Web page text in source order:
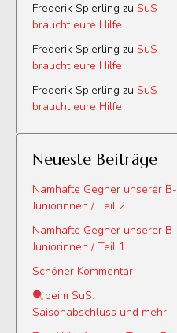
Frederik Spierling zu SuS
braucht eure Hilfe
Frederik Spierling zu SuS
braucht eure Hilfe
Frederik Spierling zu SuS
braucht eure Hilfe
Neueste Beiträge
Namhafte Gegner unserer B-
Juniorinnen / Teil 2
Namhafte Gegner unserer B-
Juniorinnen / Teil 1
Schöner Kommentar
beim SuS:
Saisonabschluss und mehr